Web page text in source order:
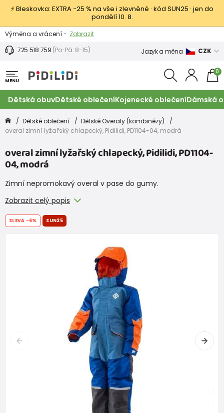
⚡ Bleskovka: EXTRA −25 % na vše i zlevněné · kód SUN25 · jen do
pondělí 10. 8.
Výměna a vrácení - Zobrazit
Sleva 100 Kč na první nákup -
725 518 759 (Po-Pá: 8-15) Jazyk a měna CZK
MENU
0
Dětská obuvDětské oblečeníKojenecké oblečeníDámská
Dětské oblečení
Dětské Overaly (kombinézy)
overal zimní lyžařský chlapecký, Pidilidi, PD1104-04, modrá
overal zimní lyžařský chlapecký, Pidilidi, PD1104-
04, modrá
Zimní nepromokavý overal v pase do gumy.
Zobrazit celý popis
SLEVA -6% SUN25